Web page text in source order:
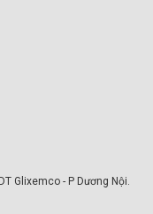
Glixemco - P Dương Nội.